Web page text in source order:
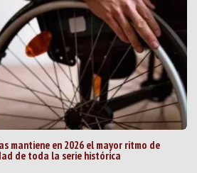
mantiene en 2026 el mayor ritmo de
de toda la serie histórica